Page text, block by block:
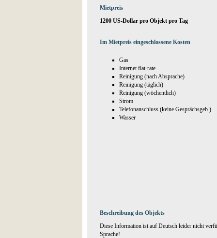
Mietpreis
1200 US-Dollar pro Objekt pro Tag
Im Mietpreis eingeschlossene Kosten
Gas
Internet flat-rate
Reinigung (nach Absprache)
Reinigung (täglich)
Reinigung (wöchentlich)
Strom
Telefonanschluss (keine Gesprächsgeb.)
Wasser
Beschreibung des Objekts
Diese Information ist auf Deutsch leider nicht
Sprache!